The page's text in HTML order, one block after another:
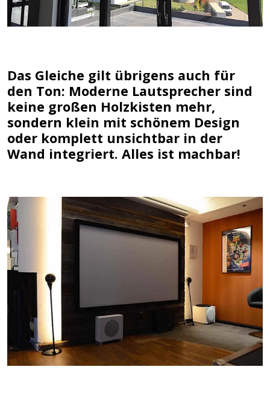
Das Gleiche gilt übrigens auch für
den Ton: Moderne Lautsprecher sind
keine großen Holzkisten mehr,
sondern klein mit schönem Design
oder komplett unsichtbar in der
Wand integriert. Alles ist machbar!